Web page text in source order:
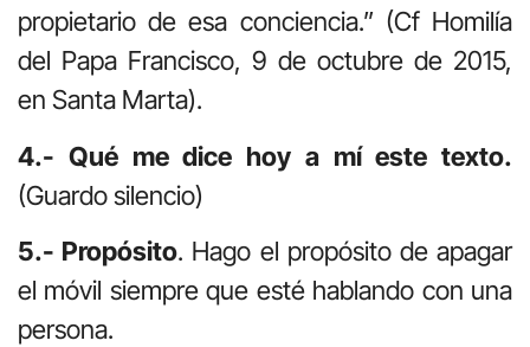
propietario de esa conciencia.” (Cf Homilía
del Papa Francisco, 9 de octubre de 2015,
en Santa Marta).
4.- Qué me dice hoy a mí este texto.
(Guardo silencio)
5.- Propósito. Hago el propósito de apagar
el móvil siempre que esté hablando con una
persona.